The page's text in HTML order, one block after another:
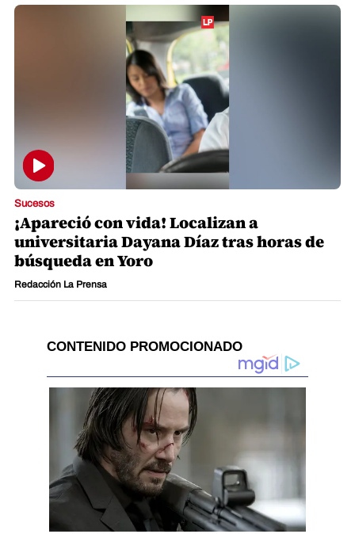
Sucesos
¡Apareció con vida! Localizan a
universitaria Dayana Díaz tras horas de
búsqueda en Yoro
Redacción La Prensa